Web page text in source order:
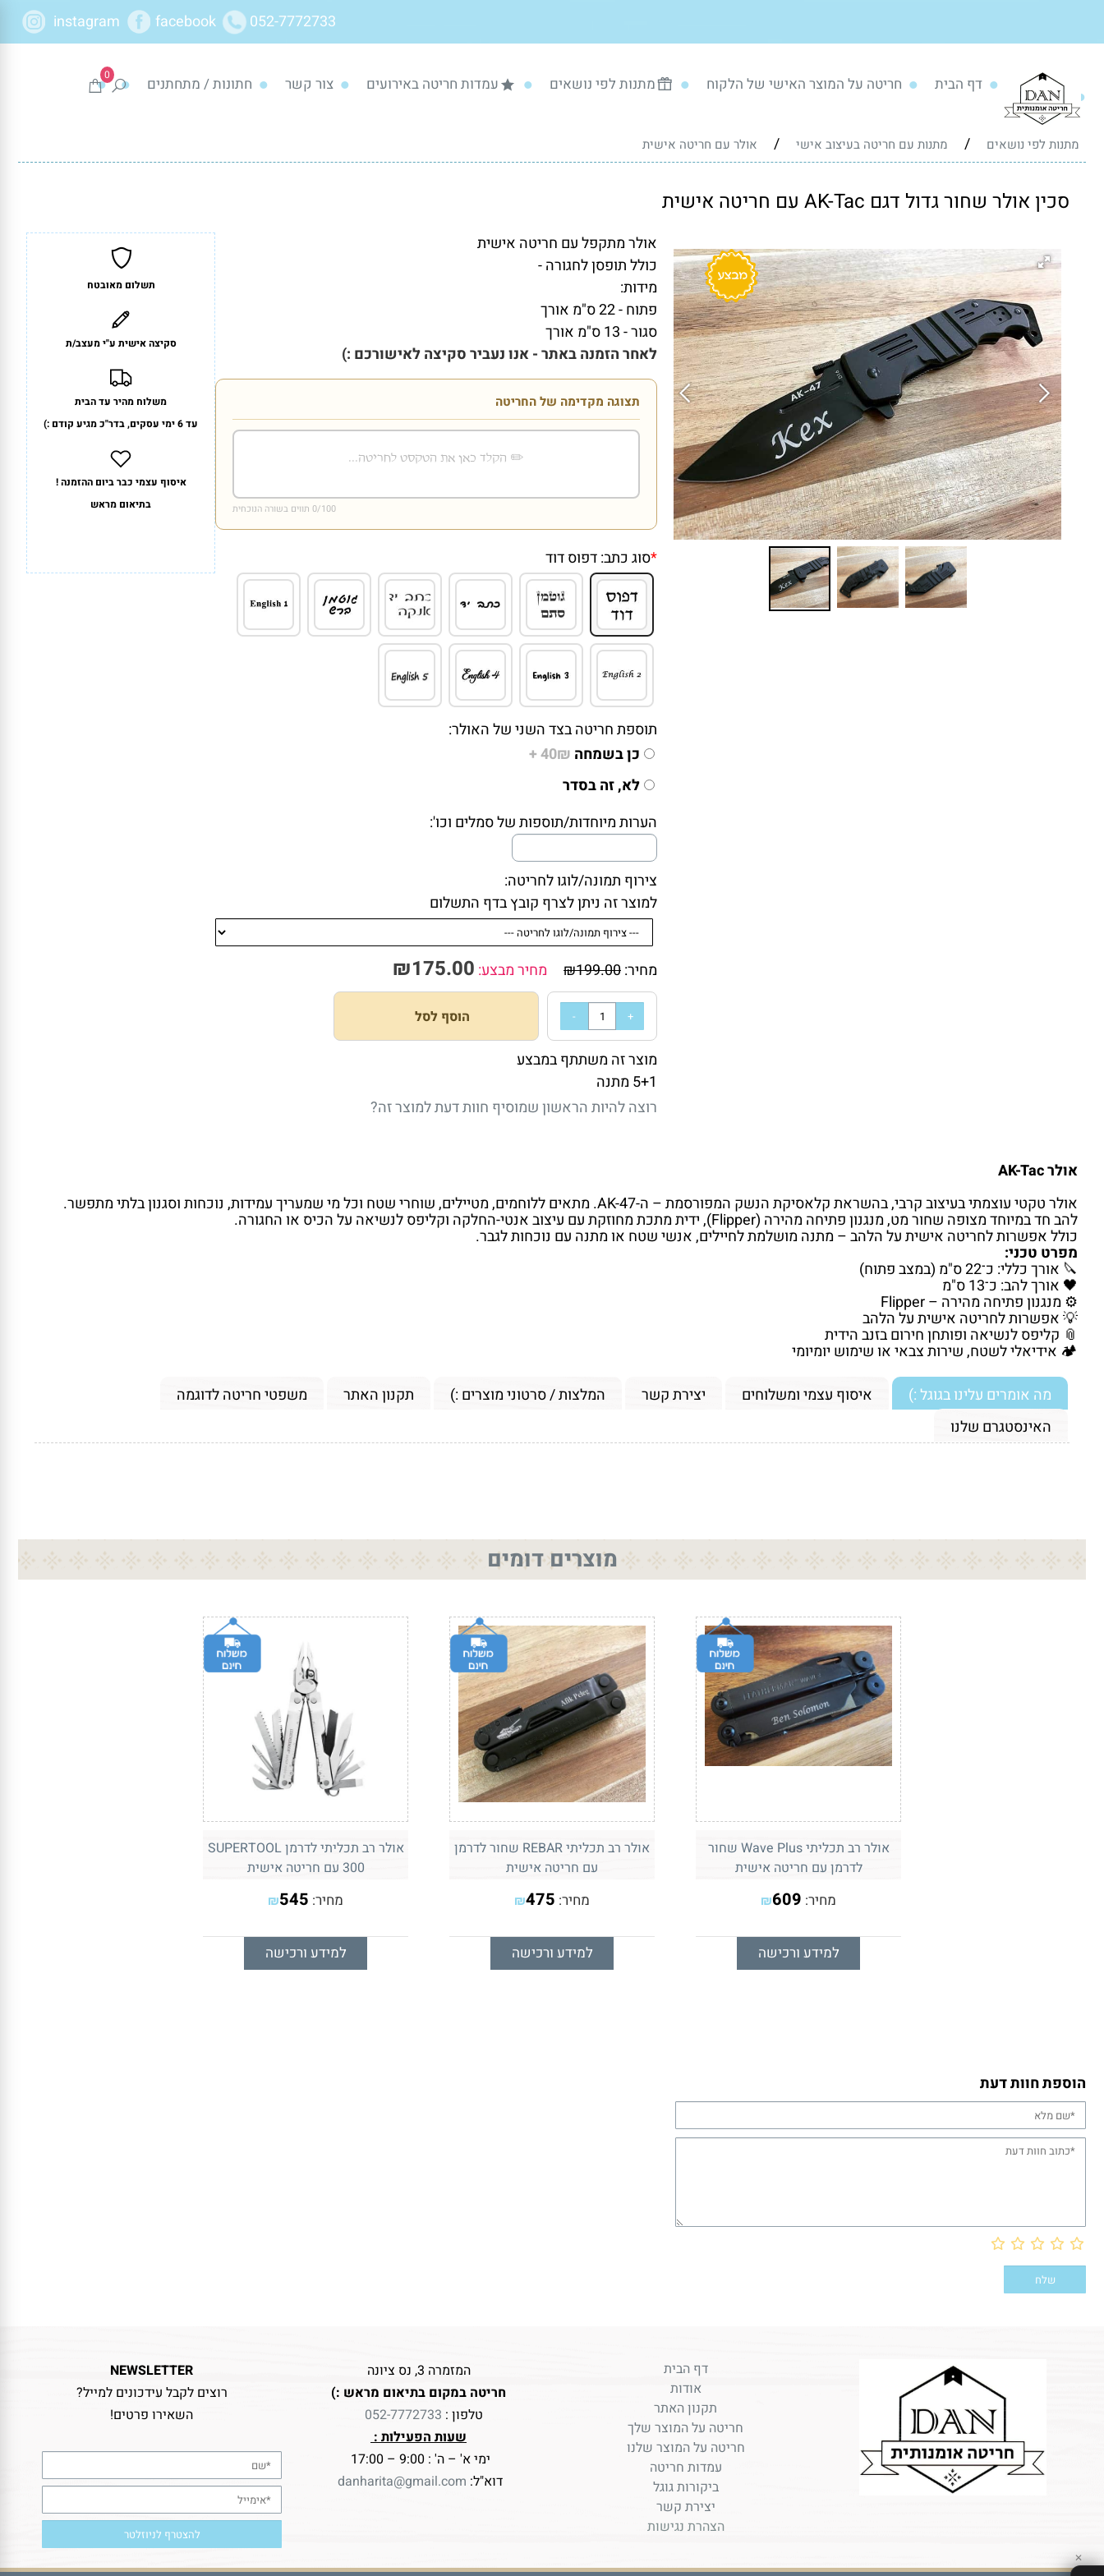
052-7772733
instagram
0 דף הבית חריטה על המוצר האישי של הלקוח מתנות לפי נושאים עמדות חריטה באירועים צור קשר חתונות / מתחתנים
מתנות לפי נושאים / מתנות עם חריטה בעיצוב אישי / אולר עם חריטה אישית
סכין אולר שחור גדול דגם AK-Tac עם חריטה אישית
אולר מתקפל עם חריטה אישית
כולל תופסן לחגורה -
מידות:
פתוח - 22 ס"מ אורך
סגור - 13 ס"מ אורך
לאחר הזמנה באתר - אנו נעביר סקיצה לאישורכם :)
תצוגה מקדימה של החריטה
0/100 תווים בשורה הנוכחית
*סוג כתב:דפוס דוד
תוספת חריטה בצד השני של האולר:
כן בשמחה 40₪ +
לא, זה בסדר
הערות מיוחדות/תוספות של סמלים וכו':
צירוף תמונה/לוגו לחריטה:
למוצר זה ניתן לצרף קובץ בדף התשלום
מחיר: ₪199.00 מחיר מבצע: ₪175.00
הוסף לסל
מוצר זה משתתף במבצע
5+1 מתנה
רוצה להיות הראשון שמוסיף חוות דעת למוצר זה?
תשלום מאובטח
סקיצה אישית ע"י מעצב/ת
משלוח מהיר עד הבית
עד 6 ימי עסקים, בדר"כ מגיע קודם :)
איסוף עצמי כבר ביום ההזמנה !
בתיאום מראש
אולר AK-Tac
אולר טקטי עוצמתי בעיצוב קרבי, בהשראת קלאסיקת הנשק המפורסמת – ה-AK-47. מתאים ללוחמים, מטיילים, שוחרי שטח וכל מי שמעריך עמידות, נוכחות וסגנון בלתי מתפשר.
להב חד במיוחד מצופה שחור מט, מנגנון פתיחה מהירה (Flipper), ידית מתכת מחוזקת עם עיצוב אנטי-החלקה וקליפס לנשיאה על הכיס או החגורה.
כולל אפשרות לחריטה אישית על הלהב – מתנה מושלמת לחיילים, אנשי שטח או מתנה עם נוכחות לגבר.
מפרט טכני:
🔪 אורך כללי: כ־22 ס"מ (במצב פתוח)
🖤 אורך להב: כ־13 ס"מ
⚙️ מנגנון פתיחה מהירה – Flipper
💡 אפשרות לחריטה אישית על הלהב
📎 קליפס לנשיאה ופותחן חירום בזנב הידית
🏕️ אידיאלי לשטח, שירות צבאי או שימוש יומיומי
מה אומרים עלינו בגוגל :)
איסוף עצמי ומשלוחים יצירת קשר המלצות / סרטוני מוצרים :) תקנון האתר
משפטי חריטה לדוגמה
האינסטגרם שלנו
מוצרים דומים
אולר רב תכליתי Wave Plus שחור
לדרמן עם חריטה אישית
מחיר: ₪609
למידע ורכישה
אולר רב תכליתי REBAR שחור לדרמן
עם חריטה אישית
מחיר: ₪475
למידע ורכישה
אולר רב תכליתי לדרמן SUPERTOOL
300 עם חריטה אישית
מחיר: ₪545
למידע ורכישה
הוספת חוות דעת
דף הבית
אודות
תקנון האתר
חריטה על המוצר שלך
חריטה על המוצר שלנו
עמדות חריטה
ביקורות גוגל
יצירת קשר
הצהרת נגישות
המזמרה 3, נס ציונה
חריטה במקום בתיאום מראש :)
טלפון : 052-7772733
שעות הפעילות :
ימי א' – ה' : 9:00 – 17:00
דוא"ל: danharita@gmail.com
NEWSLETTER
רוצים לקבל עידכונים למייל?
השאירו פרטים!
✕